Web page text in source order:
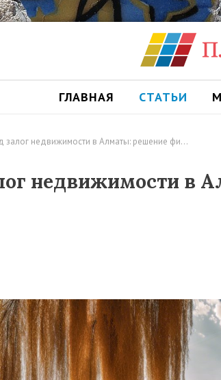
ГЛАВНАЯ СТАТЬИ
залог недвижимости в Алматы: решение фи…
недвижимости в